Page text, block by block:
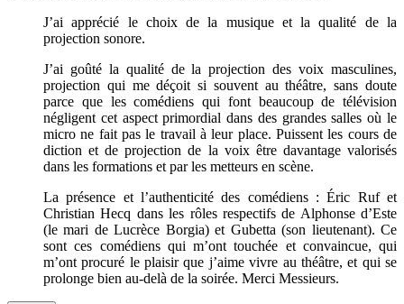
J’ai apprécié le choix de la musique et la qualité de la
projection sonore.
J’ai goûté la qualité de la projection des voix masculines,
projection qui me déçoit si souvent au théâtre, sans doute
parce que les comédiens qui font beaucoup de télévision
négligent cet aspect primordial dans des grandes salles où le
micro ne fait pas le travail à leur place. Puissent les cours de
diction et de projection de la voix être davantage valorisés
dans les formations et par les metteurs en scène.
La présence et l’authenticité des comédiens : Éric Ruf et
Christian Hecq dans les rôles respectifs de Alphonse d’Este
(le mari de Lucrèce Borgia) et Gubetta (son lieutenant). Ce
sont ces comédiens qui m’ont touchée et convaincue, qui
m’ont procuré le plaisir que j’aime vivre au théâtre, et qui se
prolonge bien au-delà de la soirée. Merci Messieurs.